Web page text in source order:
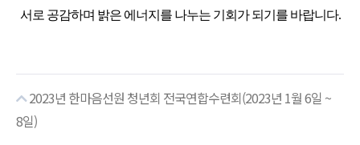
서로 공감하며 밝은 에너지를 나누는 기회가 되기를 바랍니다.
2023년 한마음선원 청년회 전국연합수련회(2023년 1월 6일 ~
8일)